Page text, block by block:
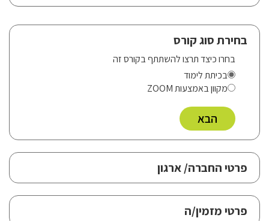
בחירת סוג קורס
בחרו כיצד תרצו להשתתף בקורס זה
בכיתת לימוד
מקוון באמצעות ZOOM
הבא
פרטי החברה/ ארגון
פרטי מזמין/ה